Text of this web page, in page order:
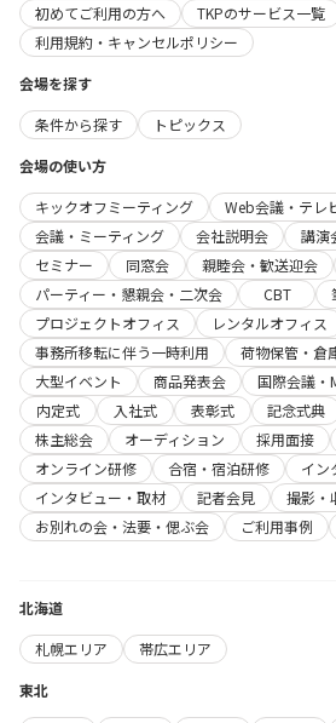
初めてご利用の方へ
TKPのサービス一覧
利用規約・キャンセルポリシー
会場を探す
条件から探す
トピックス
会場の使い方
キックオフミーティング
Web会議・テレ
会議・ミーティング
会社説明会 講演
セミナー
同窓会 親睦会・歓送迎会
パーティー・懇親会・二次会
CBT
プロジェクトオフィス
レンタルオフィス
事務所移転に伴う一時利用
荷物保管・倉
大型イベント
商品発表会 国際会議・
内定式
入社式 表彰式 記念式典
株主総会
オーディション 採用面接
オンライン研修
合宿・宿泊研修
イン
インタビュー・取材
記者会見
撮影・
お別れの会・法要・偲ぶ会
ご利用事例
北海道
札幌エリア
帯広エリア
東北